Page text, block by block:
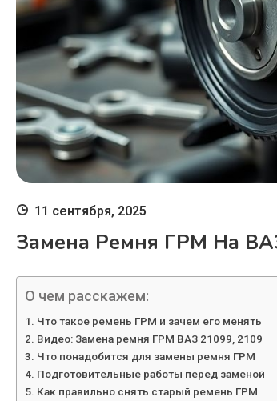
11 сентября, 2025
Замена Ремня ГРМ На
О чем расскажем:
Что такое ремень ГРМ и зачем его менять
Видео: Замена ремня ГРМ ВАЗ 21099, 2109
Что понадобится для замены ремня ГРМ
Подготовительные работы перед заменой
Как правильно снять старый ремень ГРМ